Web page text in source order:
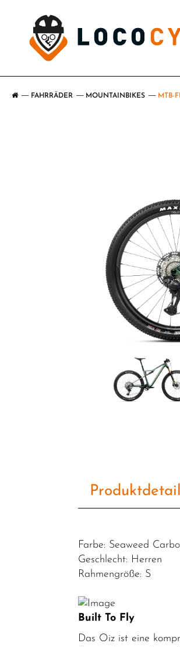
FAHRRÄDER MOUNTAINBIKES MTB-
Farbe: Seaweed
Geschlecht: Herren
Rahmengröße: S
Built To Fly
Das Oiz ist eine